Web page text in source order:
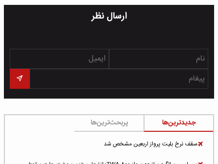
ارسال نظر
جدیدترین‌ها پربحث‌ترین‌ها
سقف نرخ بلیت پرواز اربعین مشخص شد